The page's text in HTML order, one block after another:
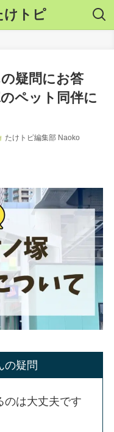
けトピ
疑問にお答
ペット同伴に
たけトピ編集部 Naoko
の疑問
のは大丈夫です